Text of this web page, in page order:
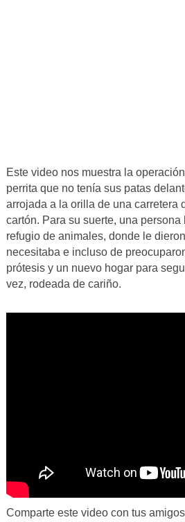
Este video nos muestra la
perrita que no tenía sus patas
arrojada a la orilla de una carretera
cartón. Para su suerte, una
refugio de animales, donde le
necesitaba e incluso de
prótesis y un nuevo hogar para
vez, rodeada de cariño.
Comparte este video con tus